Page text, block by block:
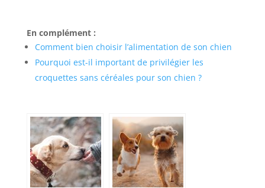
En complément :
Comment bien choisir l’alimentation de son chien
Pourquoi est-il important de privilégier les
croquettes sans céréales pour son chien ?